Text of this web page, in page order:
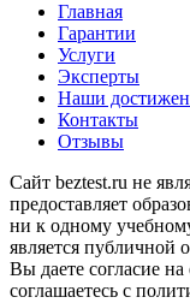
Главная
Гарантии
Услуги
Эксперты
Наши
Контакты
Отзывы
Сайт beztest.ru не
предоставляет
ни к одному
является публичной
Вы даете согласие
соглашаетесь с